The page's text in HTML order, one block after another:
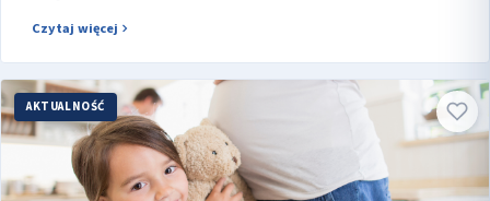
Czytaj więcej
AKTUALNOŚĆ